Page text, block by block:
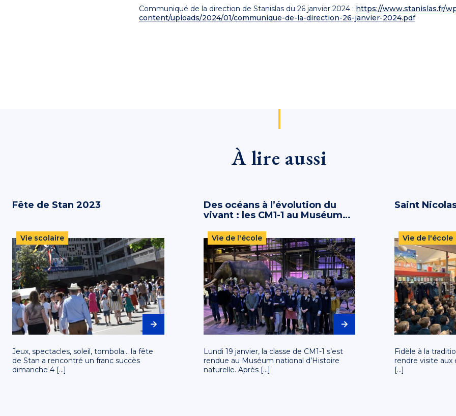
Communiqué de la direction de Stanislas du 26 janvier 2024 : https://www.stanislas.fr/
content/uploads/2024/01/communique-de-la-direction-26-janvier-2024.pdf
À lire aussi
Fête de Stan 2023
Vie scolaire
Jeux, spectacles, soleil, tombola… la fête
de Stan a rencontré un franc succès
dimanche 4 […]
Des océans à l’évolution du
vivant : les CM1-1 au Muséum
Vie de l'école
Lundi 19 janvier, la classe de CM1-1 s’est
rendue au Muséum national d’Histoire
naturelle. Après […]
Saint
Vie de l'école
Fidèle à la
rendre visite
[…]